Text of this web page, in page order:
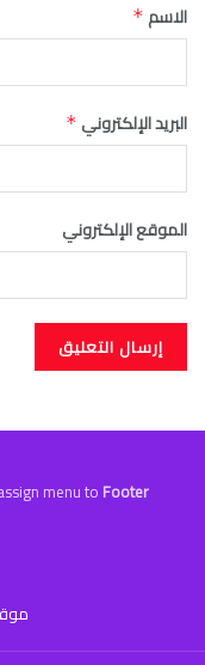
الاسم *
البريد الإلكتروني *
الموقع الإلكتروني
menu to Footer